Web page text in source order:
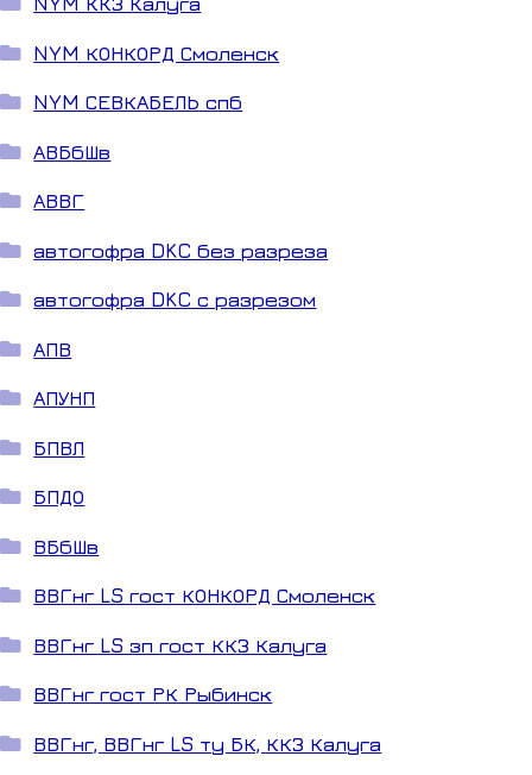
NYM КОНКОРД Смоленск
NYM СЕВКАБЕЛЬ спб
АВБбШв
АВВГ
автогофра DKC без разреза
автогофра DKC с разрезом
АПВ
АПУНП
БПВЛ
БПДО
ВБбШв
ВВГнг LS гост КОНКОРД Смоленск
ВВГнг LS зп гост ККЗ Калуга
ВВГнг гост РК Рыбинск
ВВГнг, ВВГнг LS ту БК, ККЗ Калуга